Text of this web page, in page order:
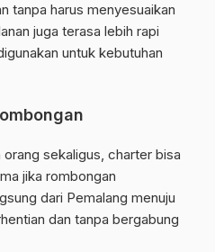
tanpa harus menyesuaikan
juga terasa lebih rapi
untuk kebutuhan
sekaligus, charter bisa
jika rombongan
dari Pemalang menuju
dan tanpa bergabung